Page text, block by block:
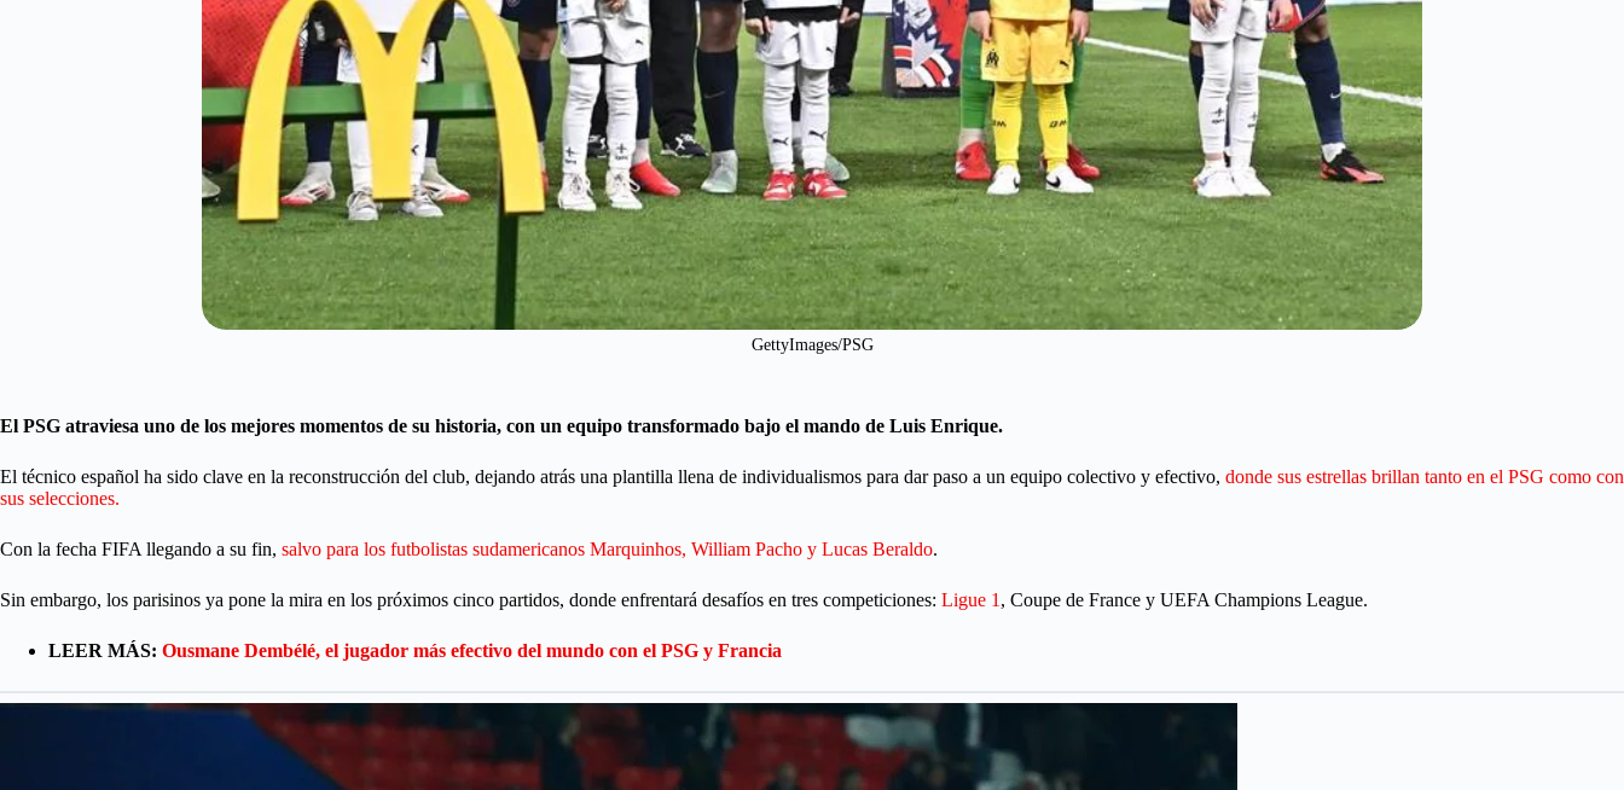
GettyImages/PSG
El PSG atraviesa uno de los mejores momentos de su historia, con un equipo transformado bajo el mando de Luis Enrique.
El técnico español ha sido clave en la reconstrucción del club, dejando atrás una plantilla llena de individualismos para dar paso a un equipo colectivo y efectivo, donde sus estrellas brillan tanto en el PSG como con
sus selecciones.
Con la fecha FIFA llegando a su fin, salvo para los futbolistas sudamericanos Marquinhos, William Pacho y Lucas Beraldo.
Sin embargo, los parisinos ya pone la mira en los próximos cinco partidos, donde enfrentará desafíos en tres competiciones: Ligue 1 , Coupe de France y UEFA Champions League.
LEER MÁS: Ousmane Dembélé, el jugador más efectivo del mundo con el PSG y Francia